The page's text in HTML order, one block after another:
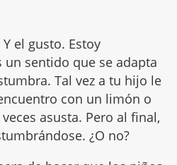
el gusto. Estoy
un sentido que se adapta
Tal vez a tu hijo le
con un limón o
asusta. Pero al final,
¿O no?